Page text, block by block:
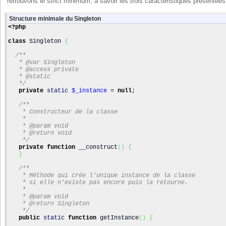
Structure minimale du Singleton
<?php
class Singleton {
/**
   * @var Singleton
   * @access private
   * @static
   */
private static $_instance = null;
/**
    * Constructeur de la classe
    *
    * @param void
    * @return void
    */
private function __construct ( )
{
}
/**
    * Méthode qui crée l'unique instance de la classe
    * si elle n'existe pas encore puis la retourne.
    *
    * @param void
    * @return Singleton
    */
public static function getInstance( )
{